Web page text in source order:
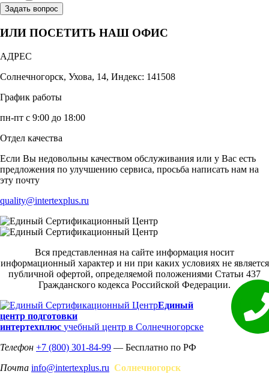
Задать вопрос
ИЛИ ПОСЕТИТЬ НАШ ОФИС
АДРЕС
Солнечногорск, Ухова, 14, Индекс: 141508
График работы
пн-пт с 9:00 до 18:00
Отдел качества
Если Вы недовольны качеством обслуживания или у Вас есть
предложения по улучшению сервиса, просьба написать нам на
эту почту
quality@intertexplus.ru
Вся представленная на сайте информация носит
информационный характер и ни при каких условиях не является
публичной офертой, определяемой положениями Статьи 437
Гражданского кодекса Российской Федерации.
Единый
центр подготовки
интертехплюс учебный центр в Солнечногорске
Телефон +7 (800) 301-84-99 — Бесплатно по РФ
Почта info@intertexplus.ru Солнечногорск